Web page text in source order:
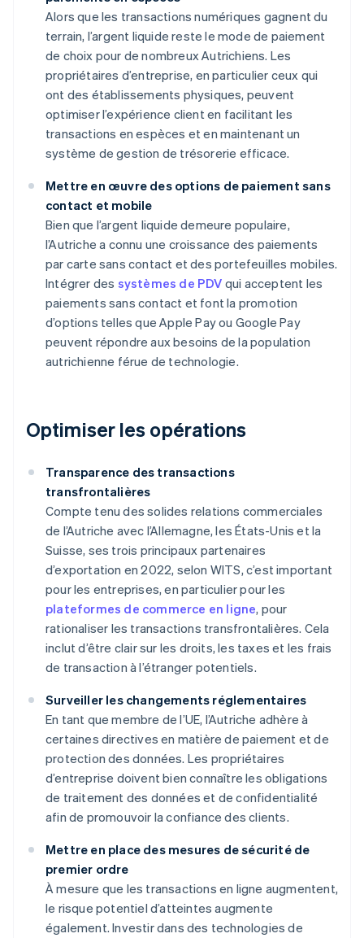
Alors que les transactions numériques gagnent du
terrain, l’argent liquide reste le mode de paiement
de choix pour de nombreux Autrichiens. Les
propriétaires d’entreprise, en particulier ceux qui
ont des établissements physiques, peuvent
optimiser l’expérience client en facilitant les
transactions en espèces et en maintenant un
système de gestion de trésorerie efficace.
Mettre en œuvre des options de paiement sans
contact et mobile
Bien que l’argent liquide demeure populaire,
l’Autriche a connu une croissance des paiements
par carte sans contact et des portefeuilles mobiles.
Intégrer des systèmes de PDV qui acceptent les
paiements sans contact et font la promotion
d’options telles que Apple Pay ou Google Pay
peuvent répondre aux besoins de la population
autrichienne férue de technologie.
Optimiser les opérations
Transparence des transactions
transfrontalières
Compte tenu des solides relations commerciales
de l’Autriche avec l’Allemagne, les États-Unis et la
Suisse, ses trois principaux partenaires
d’exportation en 2022, selon WITS, c’est important
pour les entreprises, en particulier pour les
plateformes de commerce en ligne, pour
rationaliser les transactions transfrontalières. Cela
inclut d’être clair sur les droits, les taxes et les frais
de transaction à l’étranger potentiels.
Surveiller les changements réglementaires
En tant que membre de l’UE, l’Autriche adhère à
certaines directives en matière de paiement et de
protection des données. Les propriétaires
d’entreprise doivent bien connaître les obligations
de traitement des données et de confidentialité
afin de promouvoir la confiance des clients.
Mettre en place des mesures de sécurité de
premier ordre
À mesure que les transactions en ligne augmentent,
le risque potentiel d’atteintes augmente
également. Investir dans des technologies de